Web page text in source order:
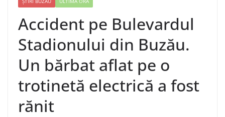
Accident pe Bulevardul
Stadionului din Buzău.
Un bărbat aflat pe o
trotinetă electrică a fost
rănit